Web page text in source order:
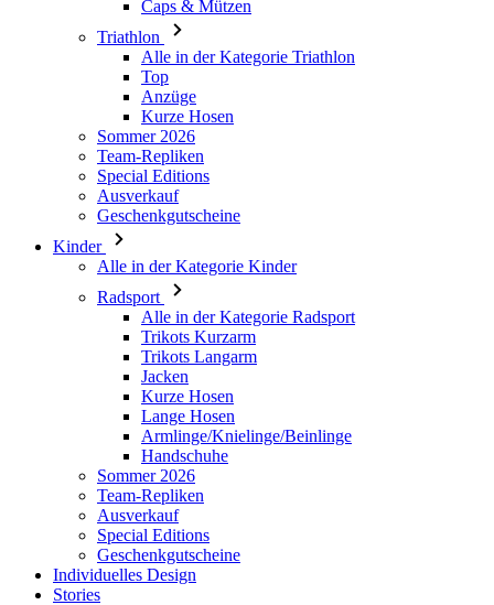
Caps & Mützen
Triathlon
Alle in der Kategorie Triathlon
Top
Anzüge
Kurze Hosen
Sommer 2026
Team-Repliken
Special Editions
Ausverkauf
Geschenkgutscheine
Kinder
Alle in der Kategorie Kinder
Radsport
Alle in der Kategorie Radsport
Trikots Kurzarm
Trikots Langarm
Jacken
Kurze Hosen
Lange Hosen
Armlinge/Knielinge/Beinlinge
Handschuhe
Sommer 2026
Team-Repliken
Ausverkauf
Special Editions
Geschenkgutscheine
Individuelles Design
Stories